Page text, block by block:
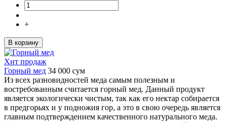
+
В корзину
Хит продаж
Горный мед 34 000 сум
Из всех разновидностей меда самым полезным и
востребованным считается горный мед. Данный продукт
является экологически чистым, так как его нектар собирается
в предгорьях и у подножия гор, а это в свою очередь является
главным подтверждением качественного натурального меда.